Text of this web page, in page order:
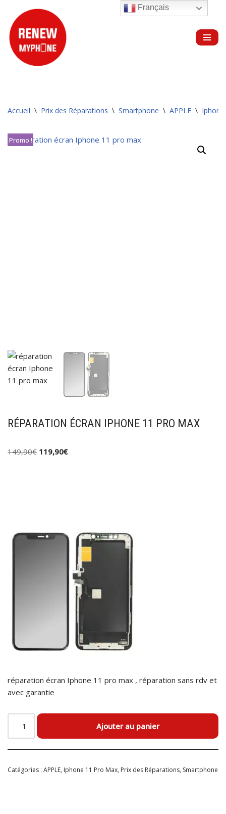
Aller
au
contenu
Accueil \ Prix des Réparations \ Smartphone \ APPLE \
Promo !
RÉPARATION ÉCRAN IPHONE 11 PRO MAX
149,90€ 119,90€
réparation écran Iphone 11 pro max , réparation sans rdv et
avec garantie
Ajouter au panier
Catégories : APPLE, Iphone 11 Pro Max, Prix des Réparations, Smartphone
Français